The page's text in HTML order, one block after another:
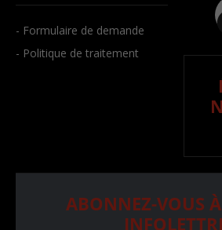
- Formulaire de demande
- Politique de traitement
ABONNEZ-VOUS